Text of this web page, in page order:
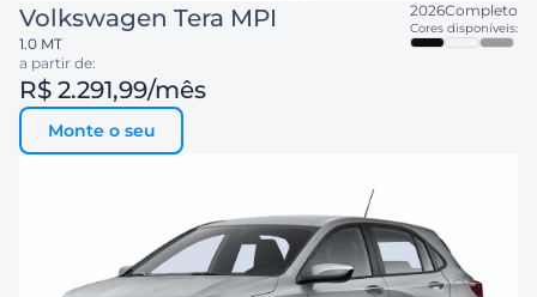
Volkswagen Tera MPI
1.0 MT
2026Completo
Cores disponíveis:
a partir de:
R$ 2.291,99/mês
Monte o seu